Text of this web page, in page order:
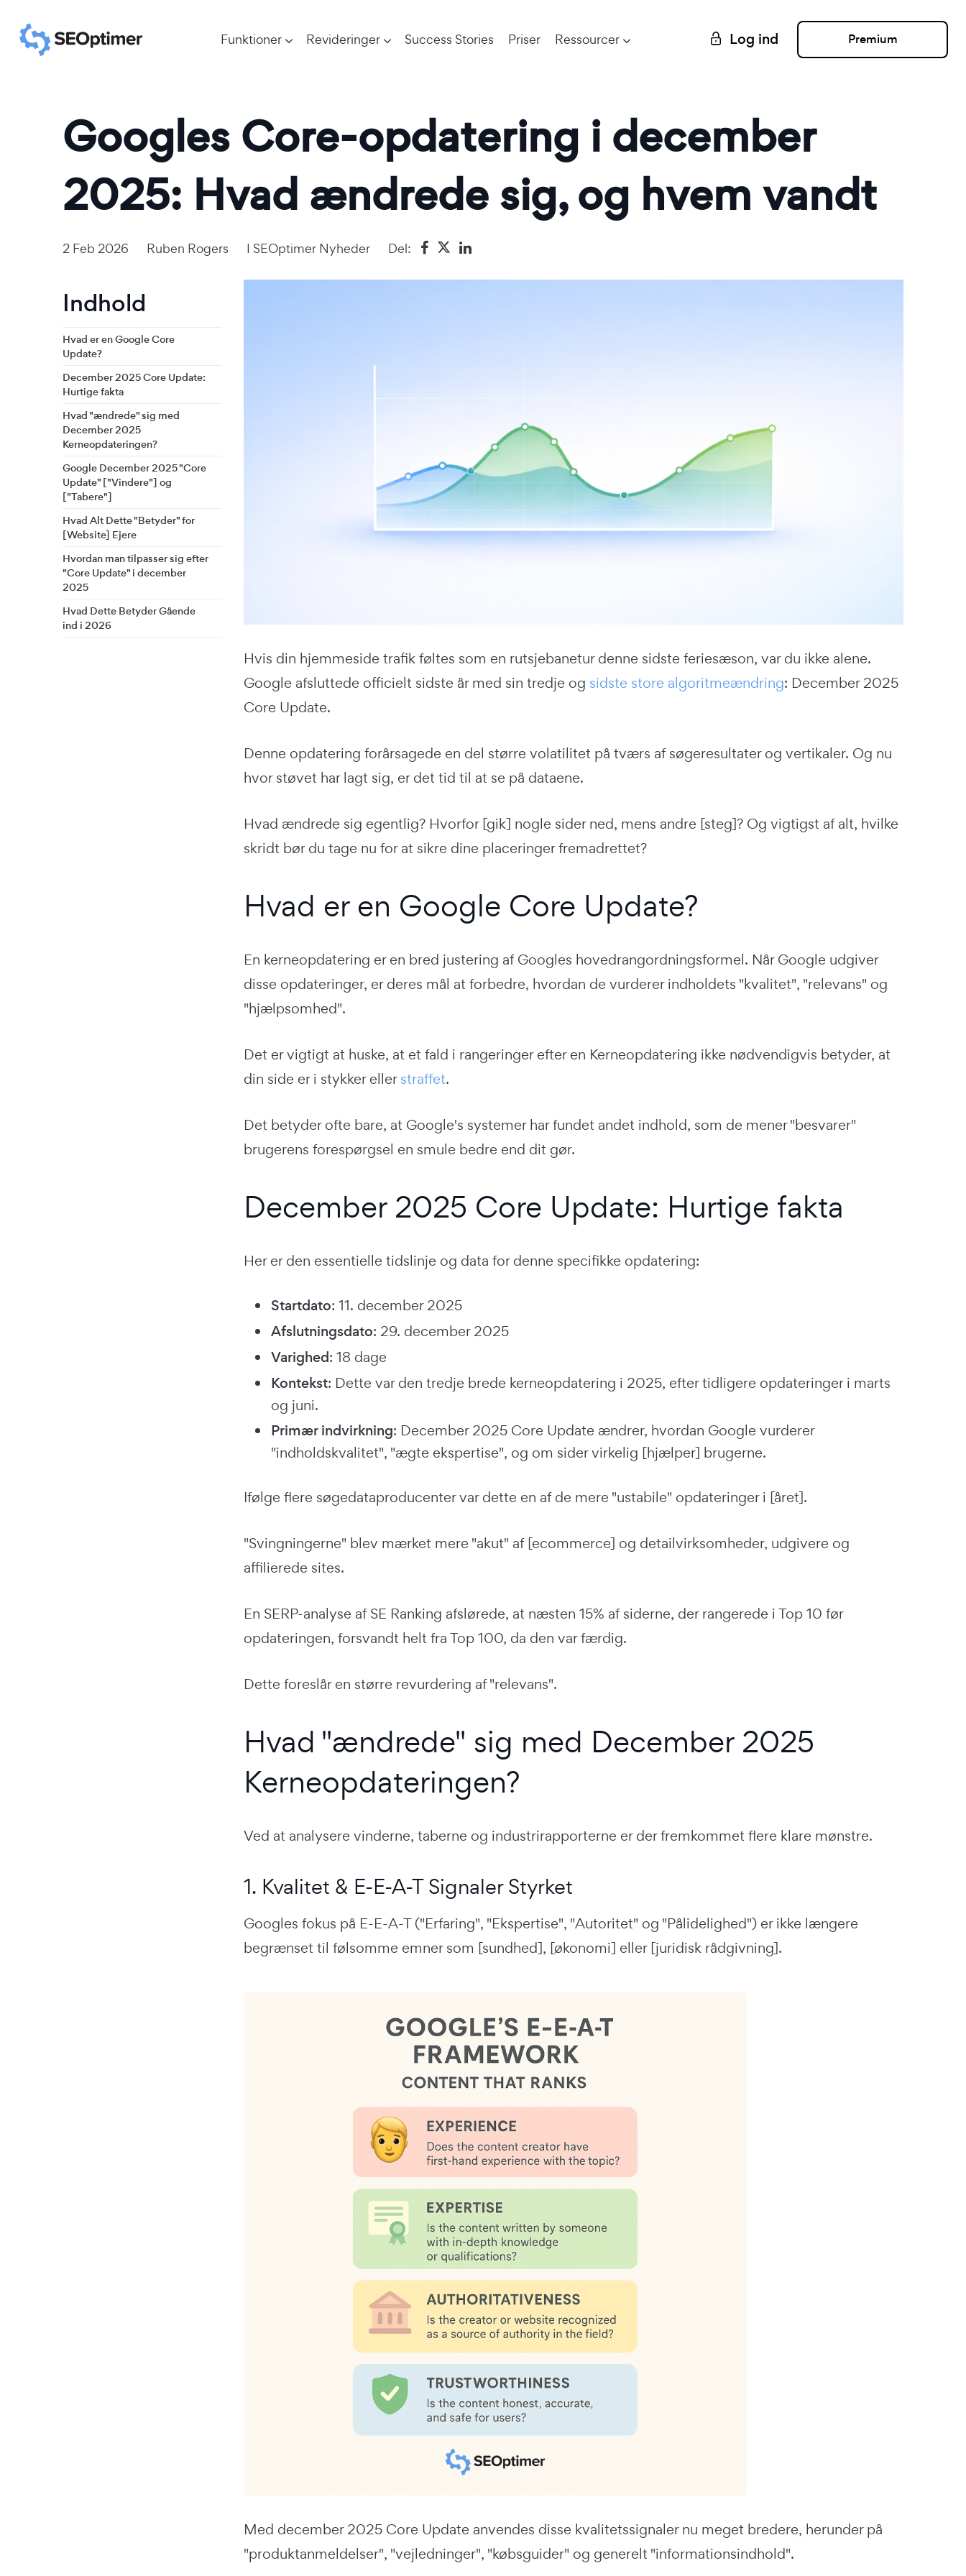
Funktioner Revideringer Success Stories Priser Ressourcer Log ind Premium
Googles Core-opdatering i december
2025: Hvad ændrede sig, og hvem vandt
2 Feb 2026 Ruben Rogers I SEOptimer Nyheder Del:
Indhold
Hvad er en Google Core
Update?
December 2025 Core Update:
Hurtige fakta
Hvad "ændrede" sig med
December 2025
Kerneopdateringen?
Google December 2025 "Core
Update" ["Vindere"] og
["Tabere"]
Hvad Alt Dette "Betyder" for
[Website] Ejere
Hvordan man tilpasser sig efter
"Core Update" i december
2025
Hvad Dette Betyder Gående
ind i 2026
Hvis din hjemmeside trafik føltes som en rutsjebanetur denne sidste feriesæson, var du ikke alene.
Google afsluttede officielt sidste år med sin tredje og sidste store algoritmeændring: December 2025
Core Update.
Denne opdatering forårsagede en del større volatilitet på tværs af søgeresultater og vertikaler. Og nu
hvor støvet har lagt sig, er det tid til at se på dataene.
Hvad ændrede sig egentlig? Hvorfor [gik] nogle sider ned, mens andre [steg]? Og vigtigst af alt, hvilke
skridt bør du tage nu for at sikre dine placeringer fremadrettet?
Hvad er en Google Core Update?
En kerneopdatering er en bred justering af Googles hovedrangordningsformel. Når Google udgiver
disse opdateringer, er deres mål at forbedre, hvordan de vurderer indholdets "kvalitet", "relevans" og
"hjælpsomhed".
Det er vigtigt at huske, at et fald i rangeringer efter en Kerneopdatering ikke nødvendigvis betyder, at
din side er i stykker ellerstraffet.
Det betyder ofte bare, at Google's systemer har fundet andet indhold, som de mener "besvarer"
brugerens forespørgsel en smule bedre end dit gør.
December 2025 Core Update: Hurtige fakta
Her er den essentielle tidslinje og data for denne specifikke opdatering:
Startdato: 11. december 2025
Afslutningsdato: 29. december 2025
Varighed: 18 dage
Kontekst: Dette var den tredje brede kerneopdatering i 2025, efter tidligere opdateringer i marts
og juni.
Primær indvirkning: December 2025 Core Update ændrer, hvordan Google vurderer
"indholdskvalitet", "ægte ekspertise", og om sider virkelig [hjælper] brugerne.
Ifølge flere søgedataproducenter var dette en af de mere "ustabile" opdateringer i [året].
"Svingningerne" blev mærket mere "akut" af [ecommerce] og detailvirksomheder, udgivere og
affilierede sites.
En SERP-analyse af SE Ranking afslørede, at næsten 15% af siderne, der rangerede i Top 10 før
opdateringen, forsvandt helt fra Top 100, da den var færdig.
Dette foreslår en større revurdering af "relevans".
Hvad "ændrede" sig med December 2025
Kerneopdateringen?
Ved at analysere vinderne, taberne og industrirapporterne er der fremkommet flere klare mønstre.
1. Kvalitet & E-E-A-T Signaler Styrket
Googles fokus på E-E-A-T ("Erfaring", "Ekspertise", "Autoritet" og "Pålidelighed") er ikke længere
begrænset til følsomme emner som [sundhed], [økonomi] eller [juridisk rådgivning].
Med december 2025 Core Update anvendes disse kvalitetssignaler nu meget bredere, herunder på
"produktanmeldelser", "vejledninger", "købsguider" og generelt "informationsindhold".